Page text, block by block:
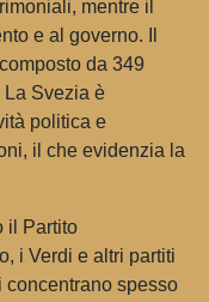
mentre il
e al governo. Il
da 349
La Svezia è
politica e
il che evidenzia la
il Partito
i Verdi e altri partiti
concentrano spesso